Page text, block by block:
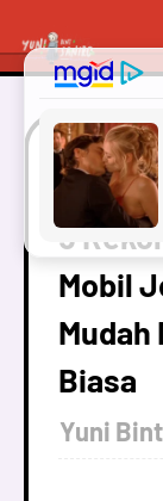
Beranda
Mobil Jogja
5
Mobil
Mudah
Biasa
Yuni